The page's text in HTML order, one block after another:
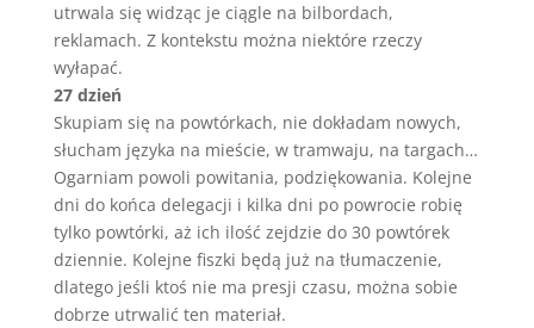
utrwala się widząc je ciągle na bilbordach,
reklamach. Z kontekstu można niektóre rzeczy
wyłapać.
27 dzień
Skupiam się na powtórkach, nie dokładam nowych,
słucham języka na mieście, w tramwaju, na targach…
Ogarniam powoli powitania, podziękowania. Kolejne
dni do końca delegacji i kilka dni po powrocie robię
tylko powtórki, aż ich ilość zejdzie do 30 powtórek
dziennie. Kolejne fiszki będą już na tłumaczenie,
dlatego jeśli ktoś nie ma presji czasu, można sobie
dobrze utrwalić ten materiał.